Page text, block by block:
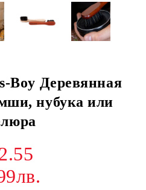
Boy Деревянная
нубука или